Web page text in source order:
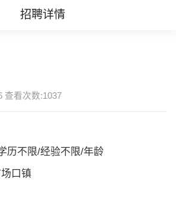
招聘详情
查看次数:1037
历不限/经验不限/年龄
口镇